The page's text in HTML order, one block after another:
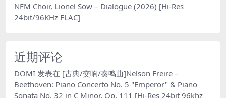
NFM Choir, Lionel Sow – Dialogue (2026) [Hi-Res
24bit/96KHz FLAC]
近期评论
DOMI 发表在 [古典/交响/奏鸣曲]Nelson Freire –
Beethoven: Piano Concerto No. 5 "Emperor" & Piano
Sonata No. 32 in C Minor, Op. 111 [Hi-Res 24bit 96khz